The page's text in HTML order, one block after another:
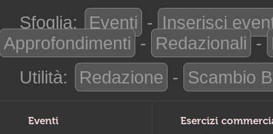
Sfoglia: Eventi - Inserisci
Approfondimenti - Redazionali -
Utilità:
Redazione - Scambio
Eventi Esercizi